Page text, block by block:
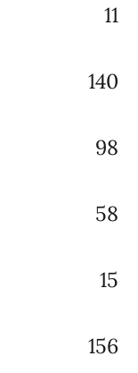
11
140
98
58
15
156